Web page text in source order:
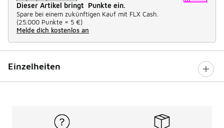
Dieser Artikel bringt Punkte ein.
Spare bei einem zukünftigen Kauf mit FLX Cash.
(25.000 Punkte = 5 €)
Melde dich kostenlos an
Einzelheiten